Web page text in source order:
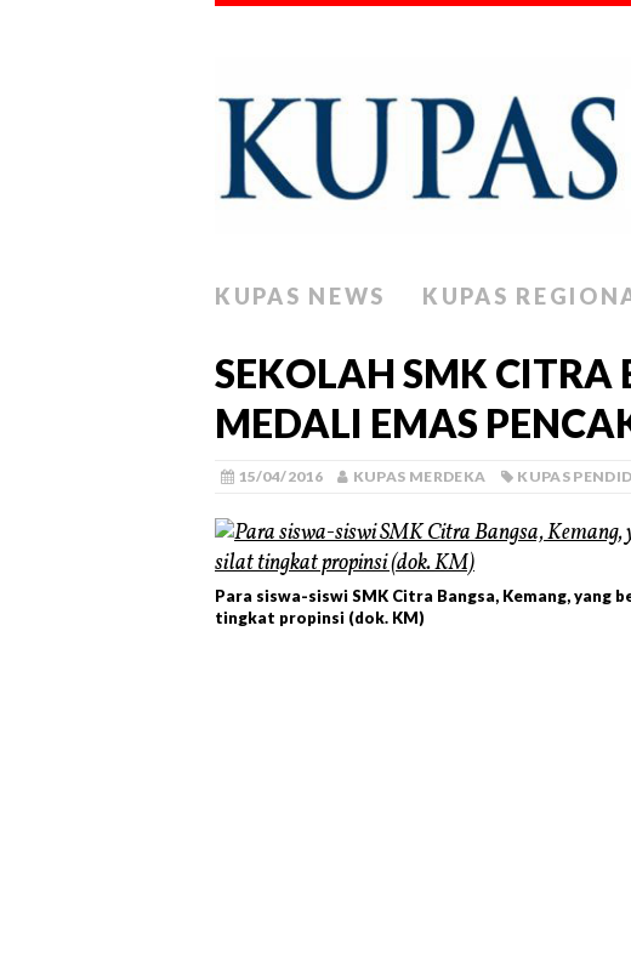
KUPAS NEWS KUPAS
SEKOLAH SMK CITRA
MEDALI EMAS
15/04/2016 KUPAS MERDEKA KUPAS
Para siswa-siswi SMK Citra Bangsa, Kemang, yang
tingkat propinsi (dok. KM)